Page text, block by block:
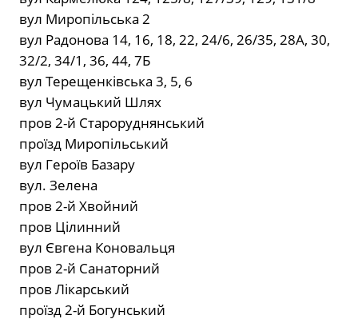
вул Миропільська 2
вул Радонова 14, 16, 18, 22, 24/6, 26/35, 28А, 30,
32/2, 34/1, 36, 44, 7Б
вул Терещенківська 3, 5, 6
вул Чумацький Шлях
пров 2-й Староруднянський
проїзд Миропільський
вул Героїв Базару
вул. Зелена
пров 2-й Хвойний
пров Цілинний
вул Євгена Коновальця
пров 2-й Санаторний
пров Лікарський
проїзд 2-й Богунський